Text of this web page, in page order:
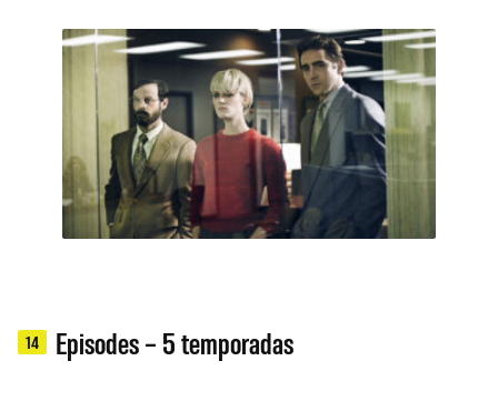
14 Episodes – 5 temporadas